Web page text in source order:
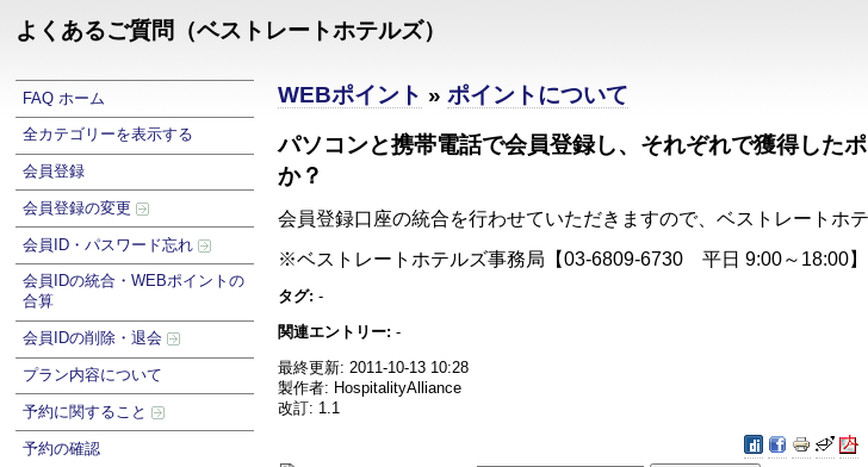
よくあるご質問（ベストレートホテルズ）
FAQ ホーム
全カテゴリーを表示する
会員登録
会員登録の変更
会員ID・パスワード忘れ
会員IDの統合・WEBポイントの
合算
会員IDの削除・退会
プラン内容について
予約に関すること
予約の確認
WEBポイント » ポイントについて
パソコンと携帯電話で会員登録し、それぞれで獲得した
か？
会員登録口座の統合を行わせていただきますので、ベストレー
※ベストレートホテルズ事務局【03-6809-6730 平日 9:00～18:00】
タグ: -
関連エントリー: -
最終更新: 2011-10-13 10:28
製作者: HospitalityAlliance
改訂: 1.1